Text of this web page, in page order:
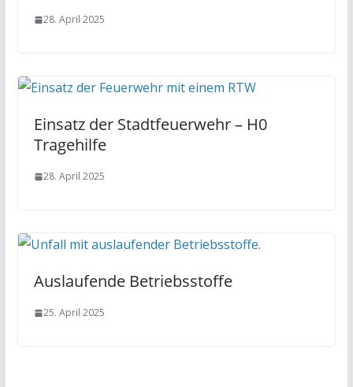
28. April 2025
Einsatz der Stadtfeuerwehr – H0
Tragehilfe
28. April 2025
Auslaufende Betriebsstoffe
25. April 2025